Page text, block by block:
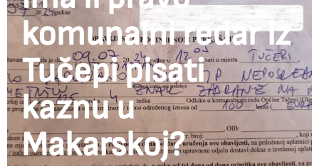
komunalni redar iz
Tučepi pisati
kaznu u
Makarskoj?